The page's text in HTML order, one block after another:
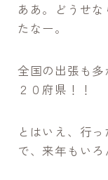
ああ。どうせな
たなー。
全国の出張も
２０府県！！
とはいえ、行
で、来年もい